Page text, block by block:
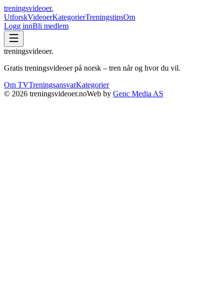
treningsvideoer.
UtforskVideoerKategorierTreningstipsOm
Logg innBli medlem
treningsvideoer.
Gratis treningsvideoer på norsk – tren når og hvor du vil.
Om TVTreningsansvarKategorier
© 2026 treningsvideoer.noWeb by Genc Media AS